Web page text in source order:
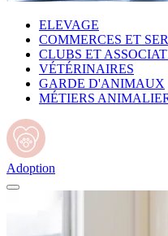
ELEVAGE
COMMERCES ET
CLUBS ET
VÉTÉRINAIRES
GARDE D'ANIMAUX
MÉTIERS
Adoption